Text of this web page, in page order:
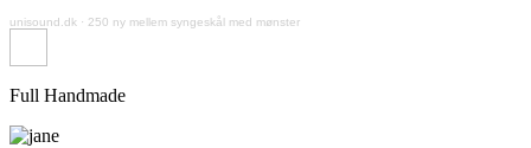
unisound.dk · 250 ny mellem syngeskål med mønster
Full Handmade